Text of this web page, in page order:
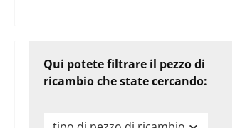
Qui potete filtrare il pezzo di
ricambio che state cercando: